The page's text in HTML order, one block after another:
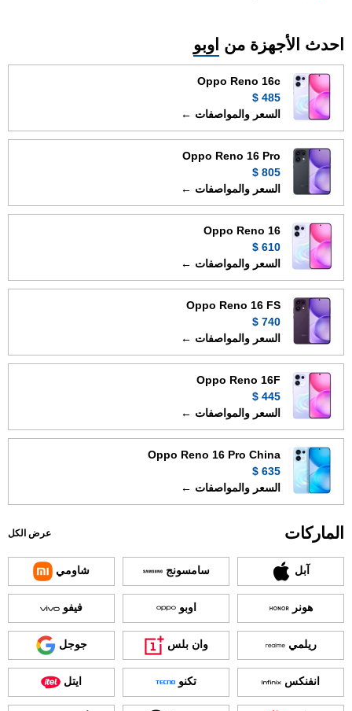
احدث الأجهزة من اوبو
Oppo Reno 16c
485 $
السعر والمواصفات ←
Oppo Reno 16 Pro
805 $
السعر والمواصفات ←
Oppo Reno 16
610 $
السعر والمواصفات ←
Oppo Reno 16 FS
740 $
السعر والمواصفات ←
Oppo Reno 16F
445 $
السعر والمواصفات ←
Oppo Reno 16 Pro China
635 $
السعر والمواصفات ←
الماركات عرض الكل
آبل سامسونج شاومي
هونر اوبو فيفو
ريلمي وان بلس جوجل
انفنكس تكنو ايتل